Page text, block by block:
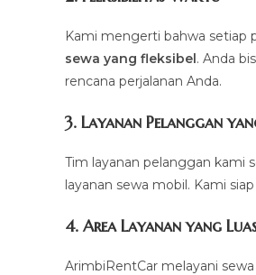
Kami mengerti bahwa setiap
sewa yang fleksibel. Anda
rencana perjalanan Anda.
3. Layanan Pelanggan
Tim layanan pelanggan kami
layanan sewa mobil. Kami
4. Area Layanan yang
ArimbiRentCar melayani